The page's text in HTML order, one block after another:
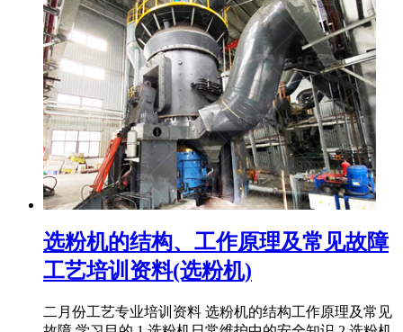
选粉机的结构、工作原理及常见故障
工艺培训资料(选粉机)
二月份工艺专业培训资料 选粉机的结构工作原理及常见